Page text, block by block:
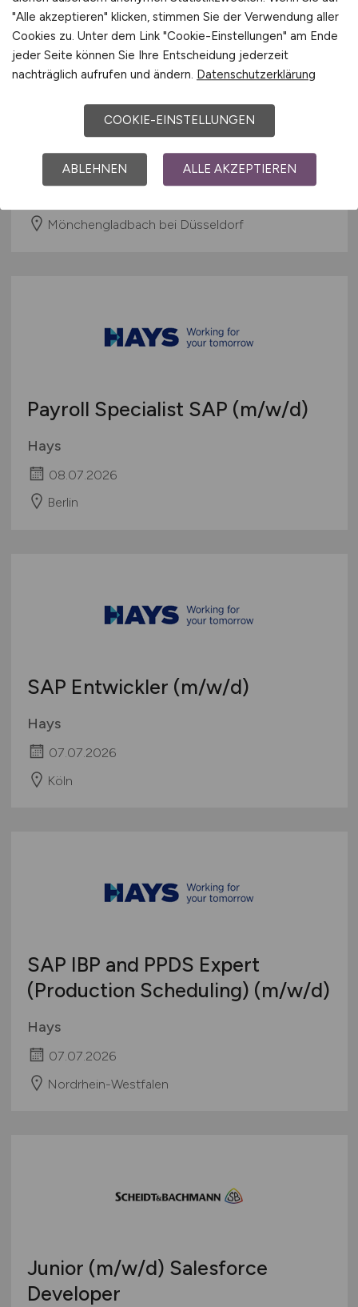
IT-Einkäuferin / IT-Einkäufer
(m/w/d)
(Wirtschaftsinformatiker / IT-
Systemkaufmann)
Scheidt & Bachmann GmbH
Mönchengladbach bei Düsseldorf
Payroll Specialist SAP (m/w/d)
Hays
08.07.2026
Berlin
SAP Entwickler (m/w/d)
Hays
07.07.2026
Köln
SAP IBP and PPDS Expert
(Production Scheduling) (m/w/d)
Hays
07.07.2026
Nordrhein-Westfalen
Junior (m/w/d) Salesforce
Developer
"Alle akzeptieren" klicken, stimmen Sie der Verwendung aller
Cookies zu. Unter dem Link "Cookie-Einstellungen" am Ende
jeder Seite können Sie Ihre Entscheidung jederzeit
nachträglich aufrufen und ändern. Datenschutzerklärung
COOKIE-EINSTELLUNGEN
ABLEHNEN ALLE AKZEPTIEREN